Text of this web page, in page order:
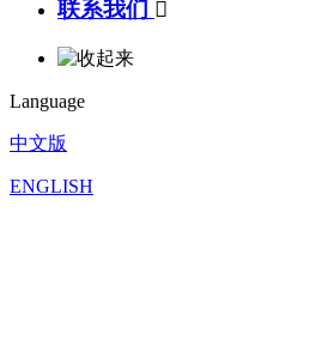
联系我们 
Language
中文版
ENGLISH